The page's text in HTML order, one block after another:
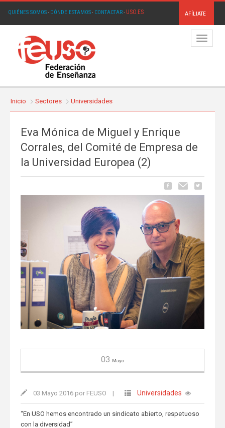
QUIÉNES SOMOS· DÓNDE ESTAMOS· CONTACTAR· USO.ES AFÍLIATE
Menú
Inicio Sectores Universidades
Eva Mónica de Miguel y Enrique
Corrales, del Comité de Empresa de
la Universidad Europea (2)
03 Mayo
03 Mayo 2016 por FEUSO | Universidades
“En USO hemos encontrado un sindicato abierto, respetuoso
con la diversidad”